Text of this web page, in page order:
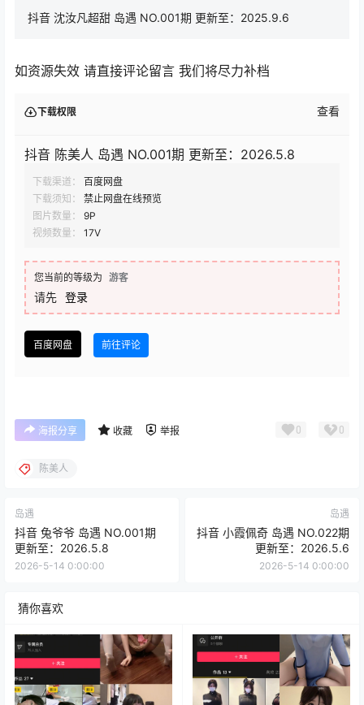
抖音 沈汝凡超甜 岛遇 NO.001期 更新至：2025.9.6
如资源失效 请直接评论留言 我们将尽力补档
下载权限 查看
抖音 陈美人 岛遇 NO.001期 更新至：2026.5.8
下载渠道：
百度网盘
下载须知：
禁止网盘在线预览
图片数量：
9P
视频数量：
17V
您当前的等级为 游客
请先 登录
百度网盘 前往评论
海报分享 收藏 举报 0 0
陈美人
岛遇
抖音 兔爷爷 岛遇 NO.001期
更新至：2026.5.8
2026-5-14 0:00:00
岛遇
抖音 小霞佩奇 岛遇 NO.022期
更新至：2026.5.6
2026-5-14 0:00:00
猜你喜欢